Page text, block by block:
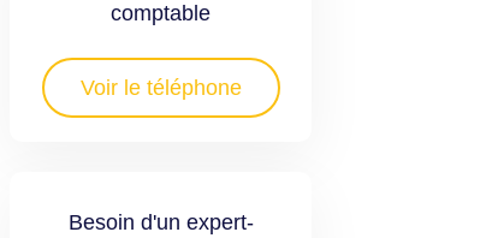
comptable
Voir le téléphone
Besoin d'un expert-